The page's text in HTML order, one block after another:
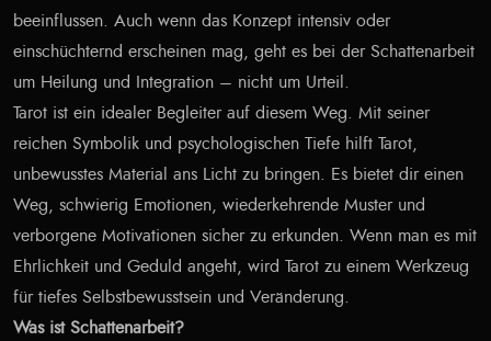
beeinflussen. Auch wenn das Konzept intensiv oder
einschüchternd erscheinen mag, geht es bei der Schattenarbeit
um Heilung und Integration – nicht um Urteil.
Tarot ist ein idealer Begleiter auf diesem Weg. Mit seiner
reichen Symbolik und psychologischen Tiefe hilft Tarot,
unbewusstes Material ans Licht zu bringen. Es bietet dir einen
Weg, schwierig Emotionen, wiederkehrende Muster und
verborgene Motivationen sicher zu erkunden. Wenn man es mit
Ehrlichkeit und Geduld angeht, wird Tarot zu einem Werkzeug
für tiefes Selbstbewusstsein und Veränderung.
Was ist Schattenarbeit?